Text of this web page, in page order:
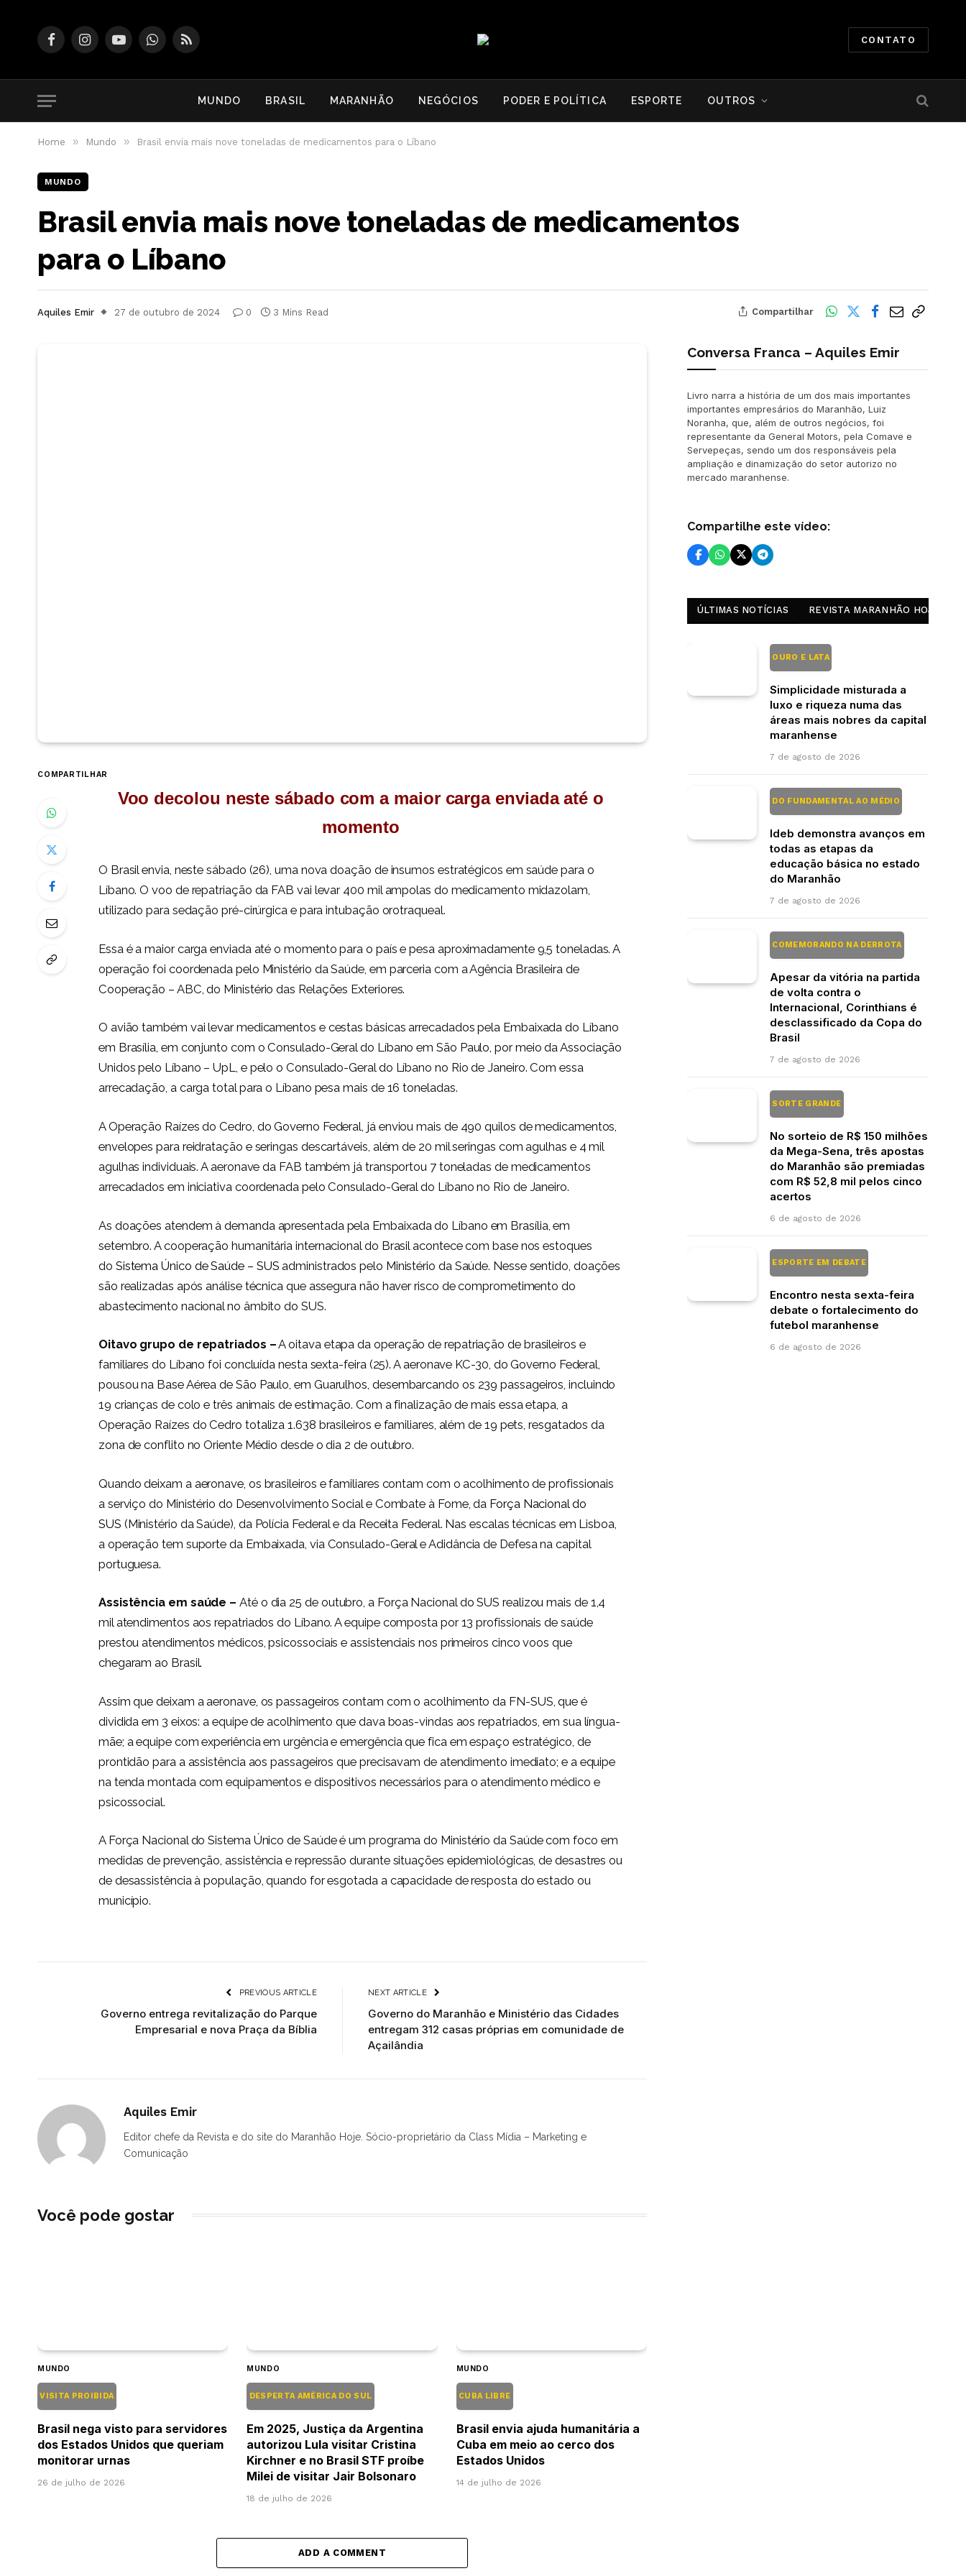
FacebookInstagramYouTubeWhatsApp
RSS
CONTATO
MUNDO BRASIL MARANHÃO NEGÓCIOS PODER E POLÍTICA ESPORTE OUTROS
Home » Mundo » Brasil envia mais nove toneladas de medicamentos para o Líbano
MUNDO
Brasil envia mais nove toneladas de medicamentos
para o Líbano
Aquiles Emir 27 de outubro de 2024 0 3 Mins Read Compartilhar
COMPARTILHAR
Voo decolou neste sábado com a maior carga enviada até o
momento
O Brasil envia, neste sábado (26), uma nova doação de insumos estratégicos em saúde para o
Líbano. O voo de repatriação da FAB vai levar 400 mil ampolas do medicamento midazolam,
utilizado para sedação pré-cirúrgica e para intubação orotraqueal.
Essa é a maior carga enviada até o momento para o país e pesa aproximadamente 9,5 toneladas. A
operação foi coordenada pelo Ministério da Saúde, em parceria com a Agência Brasileira de
Cooperação – ABC, do Ministério das Relações Exteriores.
O avião também vai levar medicamentos e cestas básicas arrecadados pela Embaixada do Líbano
em Brasília, em conjunto com o Consulado-Geral do Líbano em São Paulo, por meio da Associação
Unidos pelo Líbano – UpL, e pelo o Consulado-Geral do Líbano no Rio de Janeiro. Com essa
arrecadação, a carga total para o Líbano pesa mais de 16 toneladas.
A Operação Raízes do Cedro, do Governo Federal, já enviou mais de 490 quilos de medicamentos,
envelopes para reidratação e seringas descartáveis, além de 20 mil seringas com agulhas e 4 mil
agulhas individuais. A aeronave da FAB também já transportou 7 toneladas de medicamentos
arrecadados em iniciativa coordenada pelo Consulado-Geral do Líbano no Rio de Janeiro.
As doações atendem à demanda apresentada pela Embaixada do Líbano em Brasília, em
setembro. A cooperação humanitária internacional do Brasil acontece com base nos estoques
do Sistema Único de Saúde – SUS administrados pelo Ministério da Saúde. Nesse sentido, doações
são realizadas após análise técnica que assegura não haver risco de comprometimento do
abastecimento nacional no âmbito do SUS.
Oitavo grupo de repatriados –A oitava etapa da operação de repatriação de brasileiros e
familiares do Líbano foi concluída nesta sexta-feira (25). A aeronave KC-30, do Governo Federal,
pousou na Base Aérea de São Paulo, em Guarulhos, desembarcando os 239 passageiros, incluindo
19 crianças de colo e três animais de estimação. Com a finalização de mais essa etapa, a
Operação Raízes do Cedro totaliza 1.638 brasileiros e familiares, além de 19 pets, resgatados da
zona de conflito no Oriente Médio desde o dia 2 de outubro.
Quando deixam a aeronave, os brasileiros e familiares contam com o acolhimento de profissionais
a serviço do Ministério do Desenvolvimento Social e Combate à Fome, da Força Nacional do
SUS (Ministério da Saúde), da Polícia Federal e da Receita Federal. Nas escalas técnicas em Lisboa,
a operação tem suporte da Embaixada, via Consulado-Geral e Adidância de Defesa na capital
portuguesa.
Assistência em saúde –Até o dia 25 de outubro, a Força Nacional do SUS realizou mais de 1,4
mil atendimentos aos repatriados do Líbano. A equipe composta por 13 profissionais de saúde
prestou atendimentos médicos, psicossociais e assistenciais nos primeiros cinco voos que
chegaram ao Brasil.
Assim que deixam a aeronave, os passageiros contam com o acolhimento da FN-SUS, que é
dividida em 3 eixos: a equipe de acolhimento que dava boas-vindas aos repatriados, em sua língua-
mãe; a equipe com experiência em urgência e emergência que fica em espaço estratégico, de
prontidão para a assistência aos passageiros que precisavam de atendimento imediato; e a equipe
na tenda montada com equipamentos e dispositivos necessários para o atendimento médico e
psicossocial.
A Força Nacional do Sistema Único de Saúde é um programa do Ministério da Saúde com foco em
medidas de prevenção, assistência e repressão durante situações epidemiológicas, de desastres ou
de desassistência à população, quando for esgotada a capacidade de resposta do estado ou
município.
PREVIOUS ARTICLE
Governo entrega revitalização do Parque
Empresarial e nova Praça da Bíblia
NEXT ARTICLE
Governo do Maranhão e Ministério das Cidades
entregam 312 casas próprias em comunidade de
Açailândia
Aquiles Emir
Editor chefe da Revista e do site do Maranhão Hoje. Sócio-proprietário da Class Mídia – Marketing e
Comunicação
Você pode gostar
MUNDO
VISITA PROIBIDA
Brasil nega visto para servidores
dos Estados Unidos que queriam
monitorar urnas
26 de julho de 2026
MUNDO
DESPERTA AMÉRICA DO SUL
Em 2025, Justiça da Argentina
autorizou Lula visitar Cristina
Kirchner e no Brasil STF proíbe
Milei de visitar Jair Bolsonaro
18 de julho de 2026
MUNDO
CUBA LIBRE
Brasil envia ajuda humanitária a
Cuba em meio ao cerco dos
Estados Unidos
14 de julho de 2026
ADD A COMMENT
Conversa Franca – Aquiles Emir
Livro narra a história de um dos mais importantes
importantes empresários do Maranhão, Luiz
Noranha, que, além de outros negócios, foi
representante da General Motors, pela Comave e
Servepeças, sendo um dos responsáveis pela
ampliação e dinamização do setor autorizo no
mercado maranhense.
Compartilhe este vídeo:
ÚLTIMAS NOTÍCIAS REVISTA MARANHÃO HOJE
OURO E LATA
Simplicidade misturada a
luxo e riqueza numa das
áreas mais nobres da capital
maranhense
7 de agosto de 2026
DO FUNDAMENTAL AO MÉDIO
Ideb demonstra avanços em
todas as etapas da
educação básica no estado
do Maranhão
7 de agosto de 2026
COMEMORANDO NA DERROTA
Apesar da vitória na partida
de volta contra o
Internacional, Corinthians é
desclassificado da Copa do
Brasil
7 de agosto de 2026
SORTE GRANDE
No sorteio de R$ 150 milhões
da Mega-Sena, três apostas
do Maranhão são premiadas
com R$ 52,8 mil pelos cinco
acertos
6 de agosto de 2026
ESPORTE EM DEBATE
Encontro nesta sexta-feira
debate o fortalecimento do
futebol maranhense
6 de agosto de 2026